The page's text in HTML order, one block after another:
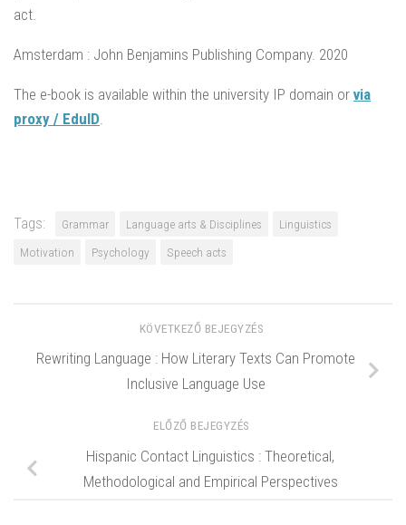
act.
Amsterdam : John Benjamins Publishing Company. 2020
The e-book is available within the university IP domain or via
proxy / EduID
Tags: Grammar Language arts & Disciplines
Linguistics
Motivation
Psychology Speech acts
KÖVETKEZŐ BEJEGYZÉS
Rewriting Language : How Literary Texts Can Promote
Inclusive Language Use
ELŐZŐ BEJEGYZÉS
Hispanic Contact Linguistics : Theoretical,
Methodological and Empirical Perspectives